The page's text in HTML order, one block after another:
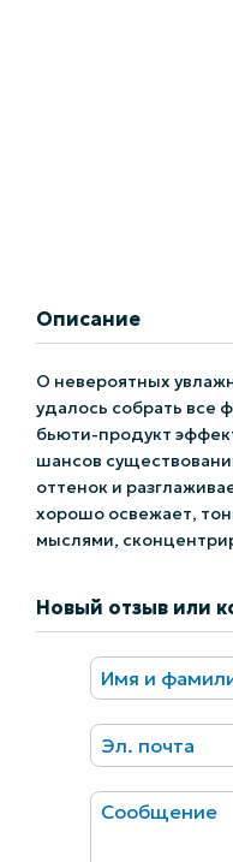
Описание
О невероятных
удалось собрать все
бьюти-продукт
шансов
оттенок и
хорошо освежает,
мыслями,
Новый отзыв или